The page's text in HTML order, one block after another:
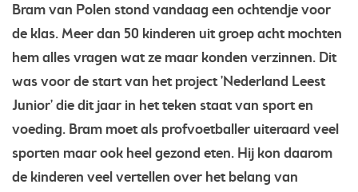
Bram van Polen stond vandaag een ochtendje voor
de klas. Meer dan 50 kinderen uit groep acht mochten
hem alles vragen wat ze maar konden verzinnen. Dit
was voor de start van het project 'Nederland Leest
Junior' die dit jaar in het teken staat van sport en
voeding. Bram moet als profvoetballer uiteraard veel
sporten maar ook heel gezond eten. Hij kon daarom
de kinderen veel vertellen over het belang van